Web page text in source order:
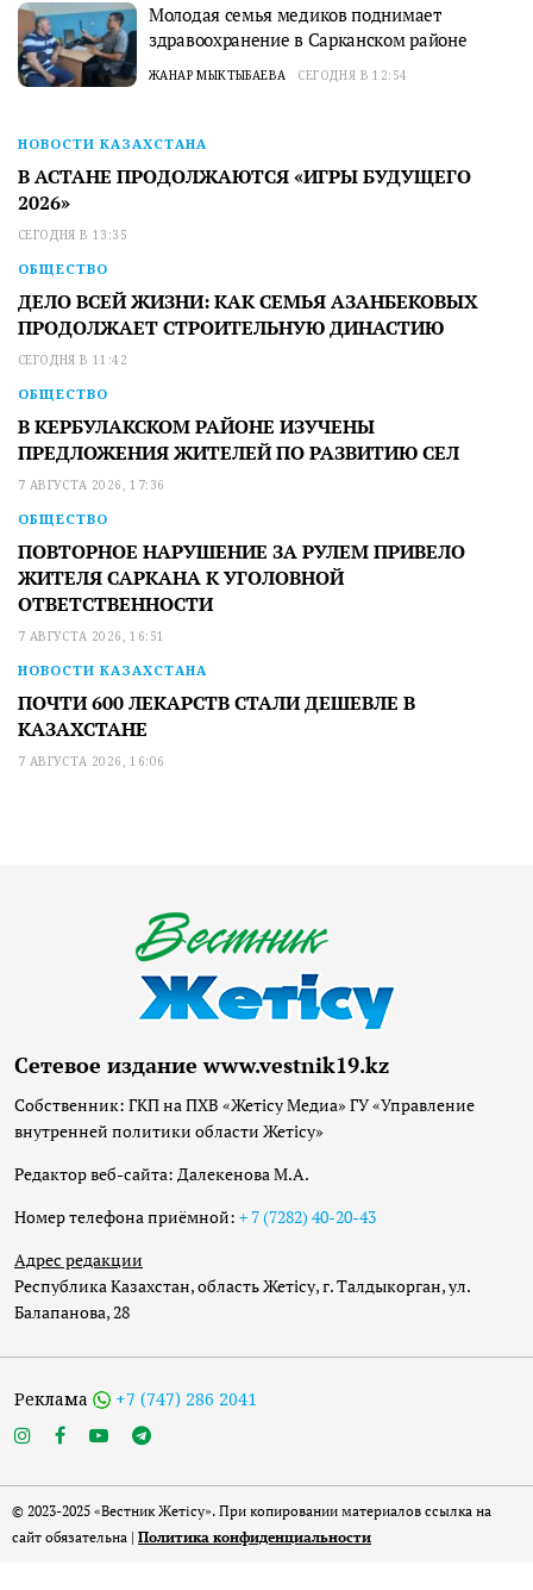
Молодая семья медиков поднимает
здравоохранение в Сарканском районе
ЖАНАР МЫКТЫБАЕВА СЕГОДНЯ В 12:54
НОВОСТИ КАЗАХСТАНА
В АСТАНЕ ПРОДОЛЖАЮТСЯ «ИГРЫ БУДУЩЕГО
2026»
СЕГОДНЯ В 13:35
ОБЩЕСТВО
ДЕЛО ВСЕЙ ЖИЗНИ: КАК СЕМЬЯ АЗАНБЕКОВЫХ
ПРОДОЛЖАЕТ СТРОИТЕЛЬНУЮ ДИНАСТИЮ
СЕГОДНЯ В 11:42
ОБЩЕСТВО
В КЕРБУЛАКСКОМ РАЙОНЕ ИЗУЧЕНЫ
ПРЕДЛОЖЕНИЯ ЖИТЕЛЕЙ ПО РАЗВИТИЮ СЕЛ
7 АВГУСТА 2026, 17:36
ОБЩЕСТВО
ПОВТОРНОЕ НАРУШЕНИЕ ЗА РУЛЕМ ПРИВЕЛО
ЖИТЕЛЯ САРКАНА К УГОЛОВНОЙ
ОТВЕТСТВЕННОСТИ
7 АВГУСТА 2026, 16:51
НОВОСТИ КАЗАХСТАНА
ПОЧТИ 600 ЛЕКАРСТВ СТАЛИ ДЕШЕВЛЕ В
КАЗАХСТАНЕ
7 АВГУСТА 2026, 16:06
Сетевое издание www.vestnik19.kz
Собственник: ГКП на ПХВ «Жетісу Медиа» ГУ «Управление
внутренней политики области Жетісу»
Редактор веб-сайта: Далекенова М.А.
Номер телефона приёмной: + 7 (7282) 40-20-43
Адрес редакции
Республика Казахстан, область Жетісу, г. Талдыкорган, ул.
Балапанова, 28
Реклама +7 (747) 286 2041
© 2023-2025 «Вестник Жетісу». При копировании материалов ссылка на
сайт обязательна | Политика конфиденциальности